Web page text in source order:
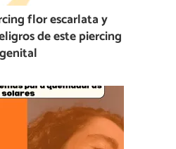
flor escarlata y
de este piercing
genital